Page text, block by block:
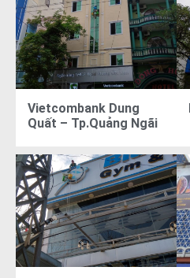
Vietcombank Dung
Quất – Tp.Quảng Ngãi